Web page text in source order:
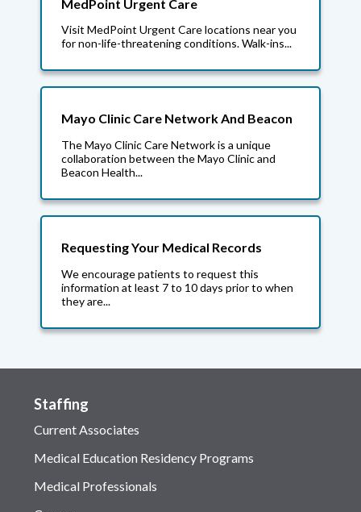
MedPoint Urgent Care
Visit MedPoint Urgent Care locations near you
for non-life-threatening conditions. Walk-ins...
Mayo Clinic Care Network And Beacon
The Mayo Clinic Care Network is a unique
collaboration between the Mayo Clinic and
Beacon Health...
Requesting Your Medical Records
We encourage patients to request this
information at least 7 to 10 days prior to when
they are...
Staffing
Current Associates
Medical Education Residency Programs
Medical Professionals